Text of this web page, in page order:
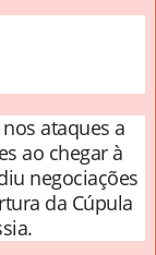
ataques a
ao chegar à
negociações
da Cúpula